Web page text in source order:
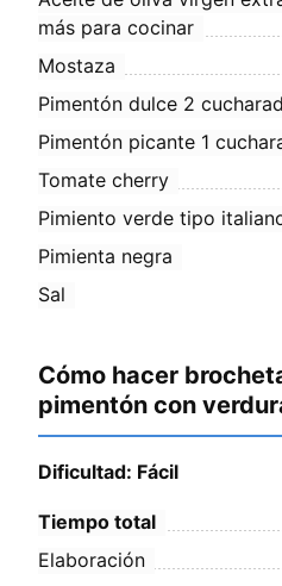
más para cocinar
Mostaza
Pimentón dulce 2
Pimentón picante 1
Tomate cherry
Pimiento verde tipo
Pimienta negra
Sal
Cómo hacer
pimentón con
Dificultad: Fácil
Tiempo total
Elaboración